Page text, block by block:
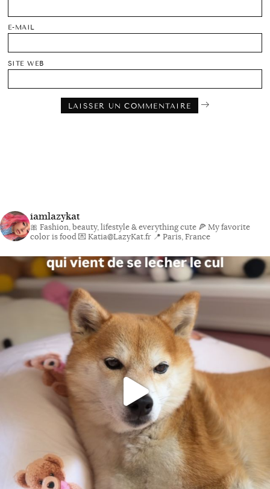
E-MAIL
SITE WEB
iamlazykat
🎀 Fashion, beauty, lifestyle & everything cute 🍕 My favorite
color is food💌 Katia@LazyKat.fr 📍 Paris, France